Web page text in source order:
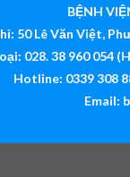
BỆNH
50 Lê Văn Việt,
028. 38 960 054
Hotline: 0339 308
Email: